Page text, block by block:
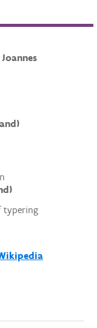
typering